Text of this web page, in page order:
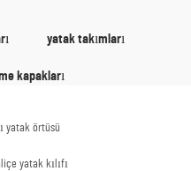
yatak takımları
kapakları
yatak örtüsü
yatak kılıfı